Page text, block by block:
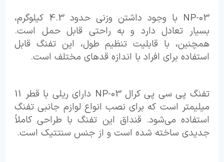
NP-03 با وجود داشتن وزنی حدود 4.3 کیلوگرم،
بسیار تعادل دارد و به راحتی قابل حمل است.
همچنین، با قابلیت تنظیم طول، این تفنگ قابل
استفاده برای افراد با اندازه قدهای مختلف است.
تفنگ پی سی پی کرال NP-03 دارای ریلی با قطر 11
میلیمتر است که برای نصب انواع لوازم جانبی تفنگ
استفاده می‌شود. قنداق این تفنگ با طراحی کاملاً
جدیدی ساخته شده است و از جنس سنتتیک است.